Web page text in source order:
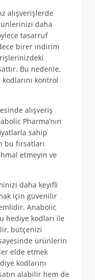
alışverişlerde
daha
tasarruf
birer indirim
Bu nedenle,
kontrol
alışveriş
Pharma’nın
sahip
fırsatları
etmeyin ve
daha keyifli
için güvenilir
Anabolic
hediye kodları ile
bütçenizi
ürünlerin
elde etmek
kodlarını
alabilir hem de